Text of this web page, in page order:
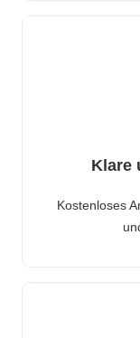
Klare
Kostenloses